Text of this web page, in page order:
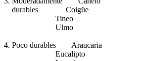
durables Coigüe
Tineo
Ulmo
4. Poco durables Araucaria
Eucalipto